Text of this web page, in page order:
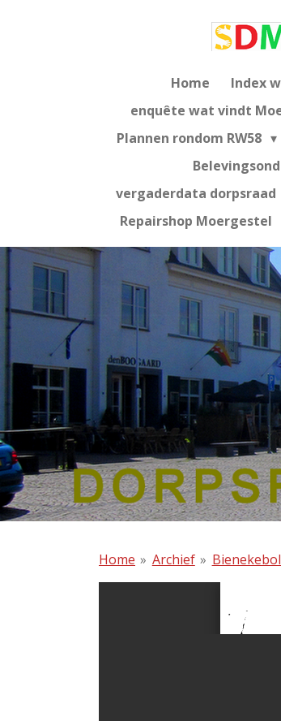
Home Index
enquête wat vindt
Plannen rondom RW58
vergaderdata dorpsraad
Repairshop Moergestel
Home » Archief »